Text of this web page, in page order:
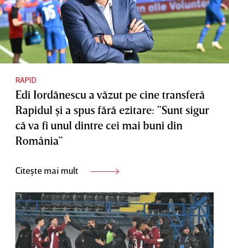
RAPID
Edi Iordănescu a văzut pe cine transferă
Rapidul şi a spus fără ezitare: ”Sunt sigur
că va fi unul dintre cei mai buni din
România”
Citește mai mult